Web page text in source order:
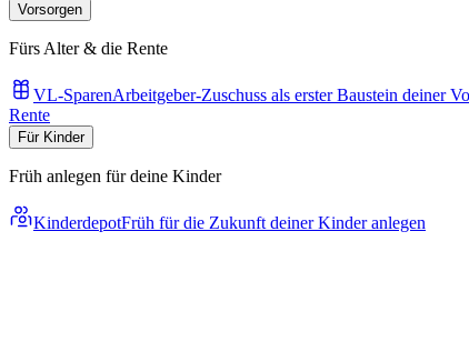
Vorsorgen
Fürs Alter & die Rente
VL-SparenArbeitgeber-Zuschuss als erster Baustein deiner
Rente
Für Kinder
Früh anlegen für deine Kinder
KinderdepotFrüh für die Zukunft deiner Kinder anlegen